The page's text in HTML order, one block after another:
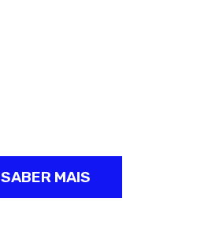
SABER MAIS